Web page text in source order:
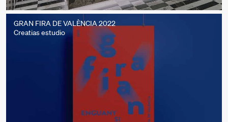
GRAN FIRA DE VALÈNCIA 2022
Creatias estudio